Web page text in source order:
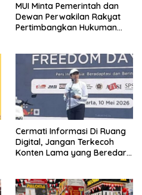
MUI Minta Pemerintah dan
Dewan Perwakilan Rakyat
Pertimbangkan Hukuman
Cermati Informasi Di Ruang
Digital, Jangan Terkecoh
Konten Lama yang Beredar